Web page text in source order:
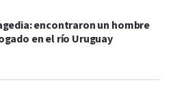
encontraron un hombre
en el río Uruguay